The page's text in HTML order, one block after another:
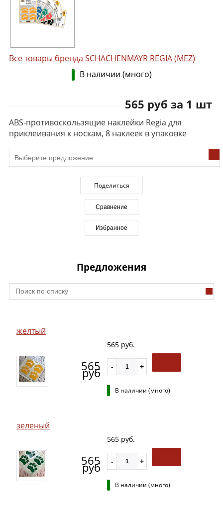
Все товары бренда SCHACHENMAYR REGIA (MEZ)
В наличии (много)
565 руб за 1 шт
ABS-противоскользящие наклейки Regia для
приклеивания к носкам, 8 наклеек в упаковке
Поделиться
Сравнение
Избранное
Предложения
желтый
565
руб
565 руб.
В наличии (много)
зеленый
565
руб
565 руб.
В наличии (много)